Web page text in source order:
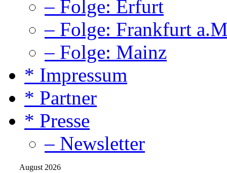
– Folge: Erfurt
– Folge: Frankfurt
– Folge: Mainz
* Impressum
* Partner
* Presse
– Newsletter
August 2026